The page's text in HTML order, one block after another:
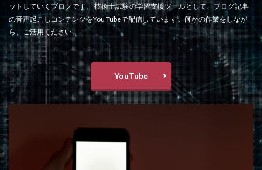
ットしていくブログです。 技術士試験の学習支援ツールとして、ブログ記事
の音声起こしコンテンツをYou Tubeで配信しています。何かの作業をしなが
ら、ご活用ください。
YouTube